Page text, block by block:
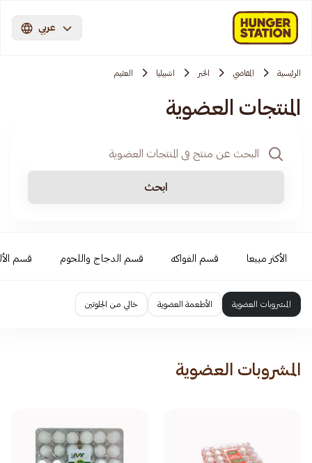
عربي
الرئيسية المقاضي الخبر اشبيليا العثيم
المنتجات العضوية
ابحث
الأكثر مبيعا قسم الفواكه قسم الدجاج واللحوم قسم
المشروبات العضوية الأطعمة العضوية خالي من الجلوتين
المشروبات العضوية